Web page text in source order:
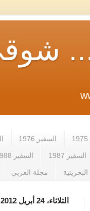
السفير 1976
السفير 1987 السفير 1988
مجلة العربي
الثلاثاء، 24 أبريل 2012